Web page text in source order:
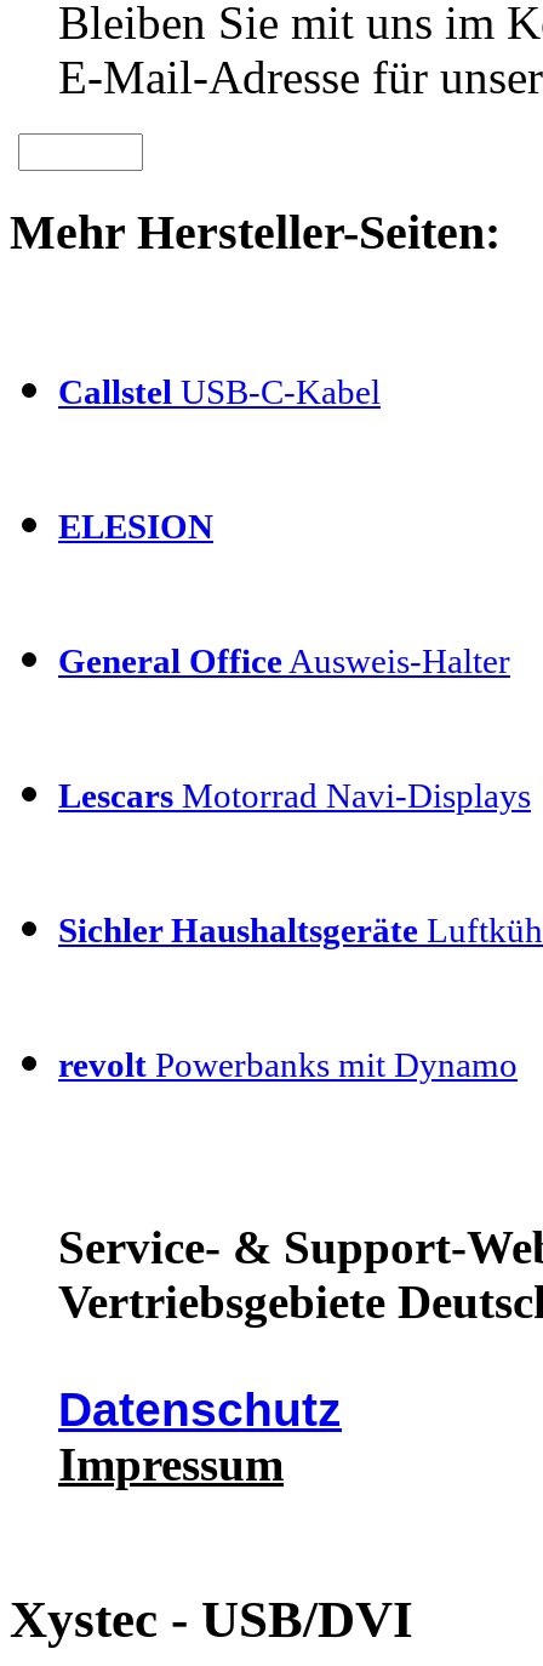
Bleiben Sie mit uns im
E-Mail-Adresse für
Mehr Hersteller-Seiten:
Callstel USB-C-Kabel
ELESION
General Office Ausweis-Halter
Lescars Motorrad Navi-Displays
Sichler Haushaltsgeräte
revolt Powerbanks mit Dynamo
Service- & Support-
Vertriebsgebiete
Datenschutz
Impressum
Xystec - USB/DVI